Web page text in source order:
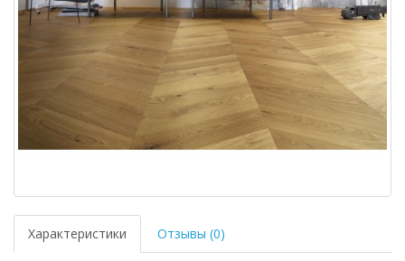
Характеристики Отзывы (0)